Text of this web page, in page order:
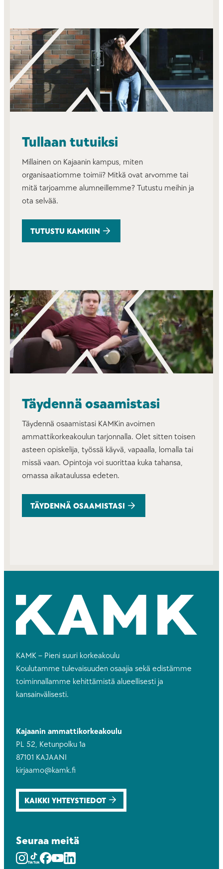
Tullaan tutuiksi
Millainen on Kajaanin kampus, miten
organisaatiomme toimii? Mitkä ovat arvomme tai
mitä tarjoamme alumneillemme? Tutustu meihin ja
ota selvää.
TUTUSTU KAMKIIN
Täydennä osaamistasi
Täydennä osaamistasi KAMKin avoimen
ammattikorkeakoulun tarjonnalla. Olet sitten toisen
asteen opiskelija, työssä käyvä, vapaalla, lomalla tai
missä vaan. Opintoja voi suorittaa kuka tahansa,
omassa aikataulussa edeten.
TÄYDENNÄ OSAAMISTASI
KAMK – Pieni suuri korkeakoulu
Koulutamme tulevaisuuden osaajia sekä edistämme
toiminnallamme kehittämistä alueellisesti ja
kansainvälisesti.
Kajaanin ammattikorkeakoulu
PL 52, Ketunpolku 1a
87101 KAJAANI
kirjaamo@kamk.fi
KAIKKI YHTEYSTIEDOT
Seuraa meitä
Instagram
Youtube
Facebook
YoutubeLinkedIn